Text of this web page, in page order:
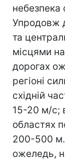
небезпека
Упродовж
та
місцями
дорогах
регіоні
східній
15-20 м/с;
областях
200-500 м.
ожеледь,